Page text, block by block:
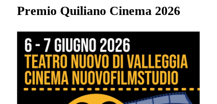
Premio Quiliano Cinema 2026